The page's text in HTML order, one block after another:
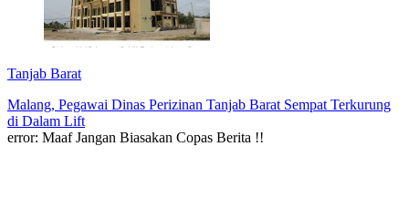
Tanjab Barat
Malang, Pegawai Dinas Perizinan Tanjab Barat Sempat Terkurung
di Dalam Lift
error: Maaf Jangan Biasakan Copas Berita !!